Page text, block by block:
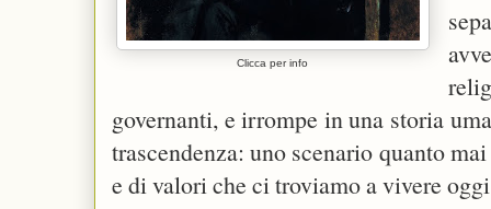
Clicca per info
governanti, e irrompe in una storia
trascendenza: uno scenario quanto
e di valori che ci troviamo a vivere